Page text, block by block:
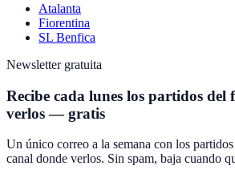
Atalanta
Fiorentina
SL Benfica
Newsletter gratuita
Recibe cada lunes los partidos del
verlos — gratis
Un único correo a la semana con los
canal donde verlos. Sin spam, baja cuando